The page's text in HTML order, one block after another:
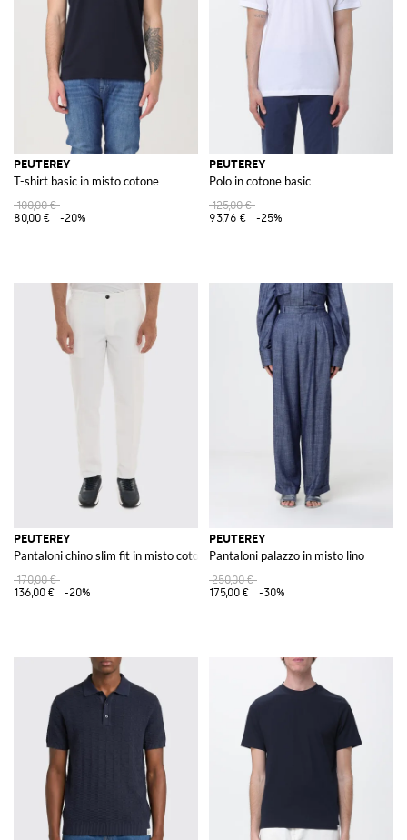
PEUTEREY
T-shirt basic in misto cotone
100,00 €
80,00 €
-20%
PEUTEREY
Polo in cotone basic
125,00 €
93,76 €
-25%
PEUTEREY
Pantaloni chino slim fit in misto cotone con vita media
170,00 €
136,00 €
-20%
PEUTEREY
Pantaloni palazzo in misto lino
250,00 €
175,00 €
-30%